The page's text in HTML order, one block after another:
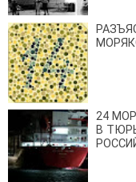
24
В